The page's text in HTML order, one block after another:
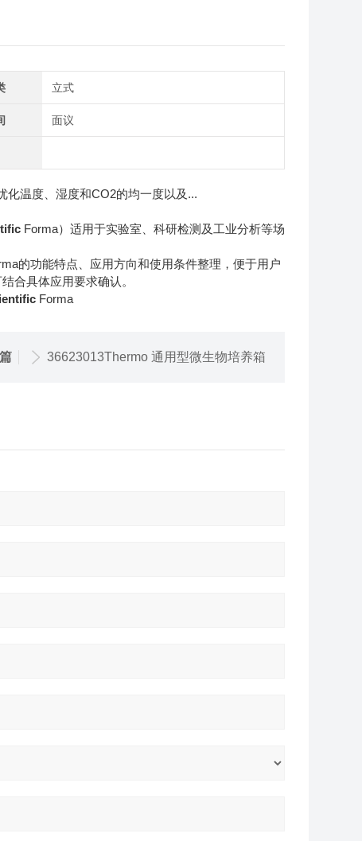
立式
面议
化温度、湿度和CO2的均一度以及...
Forma）适用于实验室、科研检测及工业分析等场
的功能特点、应用方向和使用条件整理，便于用户
合具体应用要求确认。
Forma
36623013Thermo 通用型微生物培养箱